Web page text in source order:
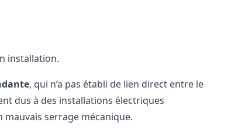
installation.
, qui n’a pas établi de lien direct entre le
dus à des installations électriques
serrage mécanique.